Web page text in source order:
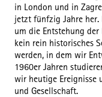
in London und in
jetzt fünfzig Jahre her.
um die Entstehung
kein rein historisches
werden, in dem wir
1960er Jahren
wir heutige Ereignisse
und Gesellschaft.